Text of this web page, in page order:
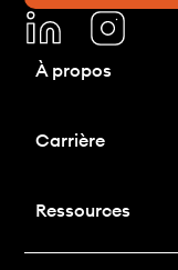
À propos
Carrière
Ressources